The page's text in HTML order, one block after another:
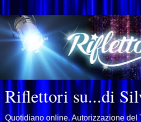
Riflettori su...di
Quotidiano online. Autorizzazione del